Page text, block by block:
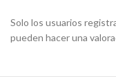
Solo los usuarios
pueden hacer una